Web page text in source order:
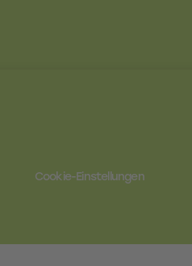
Cookie-Einstellungen